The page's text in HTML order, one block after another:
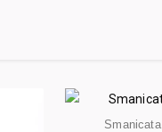
Smanicata